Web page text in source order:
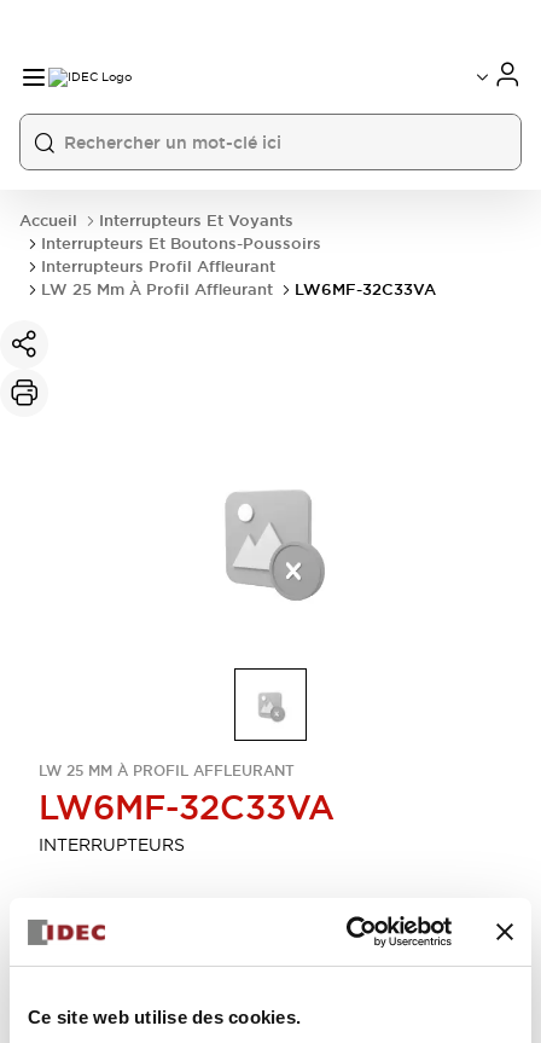
Ce site web utilise des cookies.
Accueil
Interrupteurs Et Voyants
Interrupteurs Et Boutons-Poussoirs
Interrupteurs Profil Affleurant
LW 25 Mm À Profil Affleurant
LW6MF-32C33VA
LW 25 MM À PROFIL AFFLEURANT
LW6MF-32C33VA
INTERRUPTEURS
Sélectionner la quantité